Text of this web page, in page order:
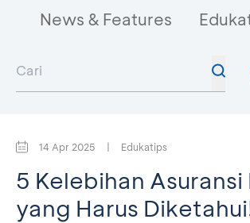
News & Features
14 Apr 2025 | Edukatips
5 Kelebihan
yang Harus